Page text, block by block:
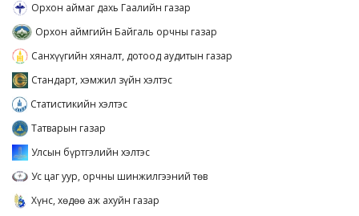
Орхон аймаг дахь Гаалийн газар
Орхон аймгийн Байгаль орчны газар
Санхүүгийн хяналт, дотоод аудитын газар
Стандарт, хэмжил зүйн хэлтэс
Статистикийн хэлтэс
Татварын газар
Улсын бүртгэлийн хэлтэс
Ус цаг уур, орчны шинжилгээний төв
Хүнс, хөдөө аж ахуйн газар